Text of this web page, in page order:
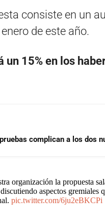
consiste en un
de este año.
un 15% en los
complican a los dos
organización la propuesta
aspectos gremiales
pic.twitter.com/6ju2eBKCPi